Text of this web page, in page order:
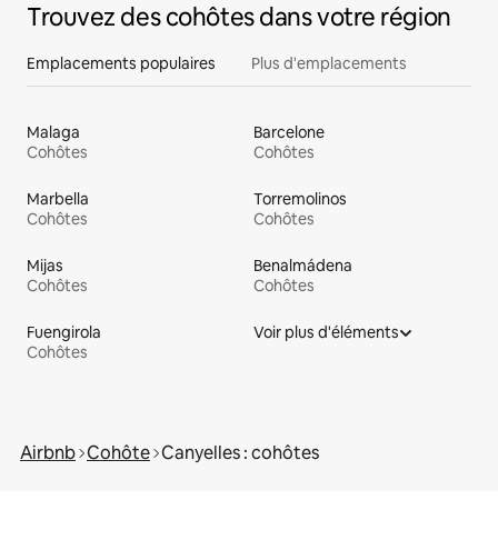
Trouvez des cohôtes dans votre région
Emplacements populaires Plus d'emplacements
Malaga
Cohôtes
Barcelone
Cohôtes
Marbella
Cohôtes
Torremolinos
Cohôtes
Mijas
Cohôtes
Benalmádena
Cohôtes
Fuengirola
Cohôtes
Voir plus d'éléments
Airbnb Cohôte Canyelles : cohôtes